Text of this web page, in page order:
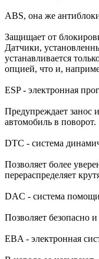
ABS, она же
Защищает от
Датчики,
устанавливается
опцией, что и,
ESP - электронная
Предупреждает занос
автомобиль в поворот.
DTC - система
Позволяет более
перераспределяет
DAC - система
Позволяет безопасно
EBA - электронная